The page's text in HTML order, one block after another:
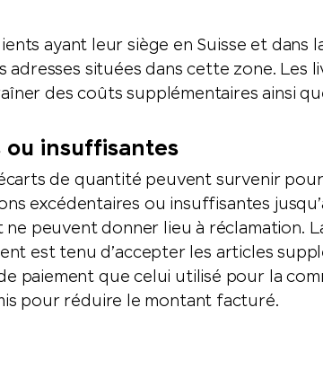
ayant leur siège en Suisse et
situées dans cette zone. Les
des coûts supplémentaires ainsi
ou insuffisantes
de quantité peuvent survenir
excédentaires ou insuffisantes
ne peuvent donner lieu à réclamation.
est tenu d’accepter les articles
paiement que celui utilisé pour la
pour réduire le montant facturé.